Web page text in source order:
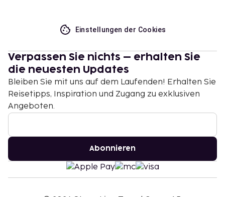
Einstellungen der Cookies
Verpassen Sie nichts – erhalten Sie
die neuesten Updates
Bleiben Sie mit uns auf dem Laufenden! Erhalten Sie
Reisetipps, Inspiration und Zugang zu exklusiven
Angeboten.
Abonnieren